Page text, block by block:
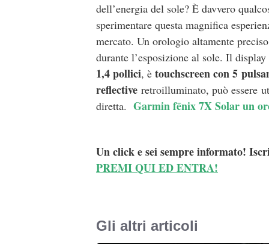
dell’energia del sole? È davvero
sperimentare questa magnifica
mercato. Un orologio altamente
durante l’esposizione al sole. Il
1,4 pollici, è touchscreen con 5
reflective retroilluminato, può essere
diretta. Garmin fēnix 7X Solar un
Un click e sei sempre informato!
PREMI QUI ED ENTRA!
Gli altri articoli